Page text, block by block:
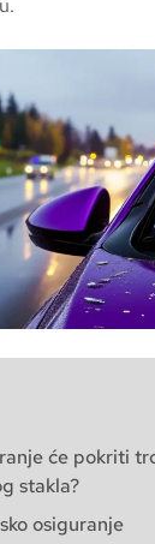
će pokriti
stakla?
osiguranje